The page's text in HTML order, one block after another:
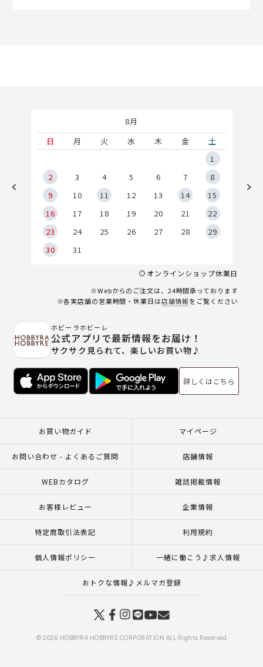
8月
日
月 火 水 木 金
土
1
2
3 4 5 6 7
8
9
10 11 12 13 14
15
16
17 18 19 20 21
22
23
24 25 26 27 28
29
30
31
オンラインショップ休業日
※Webからのご注文は、24時間承っております
※各実店舗の営業時間・休業日は店舗情報をご覧ください
ホビーラホビーレ
公式アプリで最新情報をお届け！
サクサク見られて、楽しいお買い物♪
詳しくはこちら
お買い物ガイド マイページ
お問い合わせ - よくあるご質問 店舗情報
WEBカタログ 雑誌掲載情報
お客様レビュー 企業情報
特定商取引法表記 利用規約
個人情報ポリシー 一緒に働こう♪求人情報
おトクな情報♪メルマガ登録
© 2026 HOBBYRA HOBBYRE CORPORATION ALL Rights Reserved